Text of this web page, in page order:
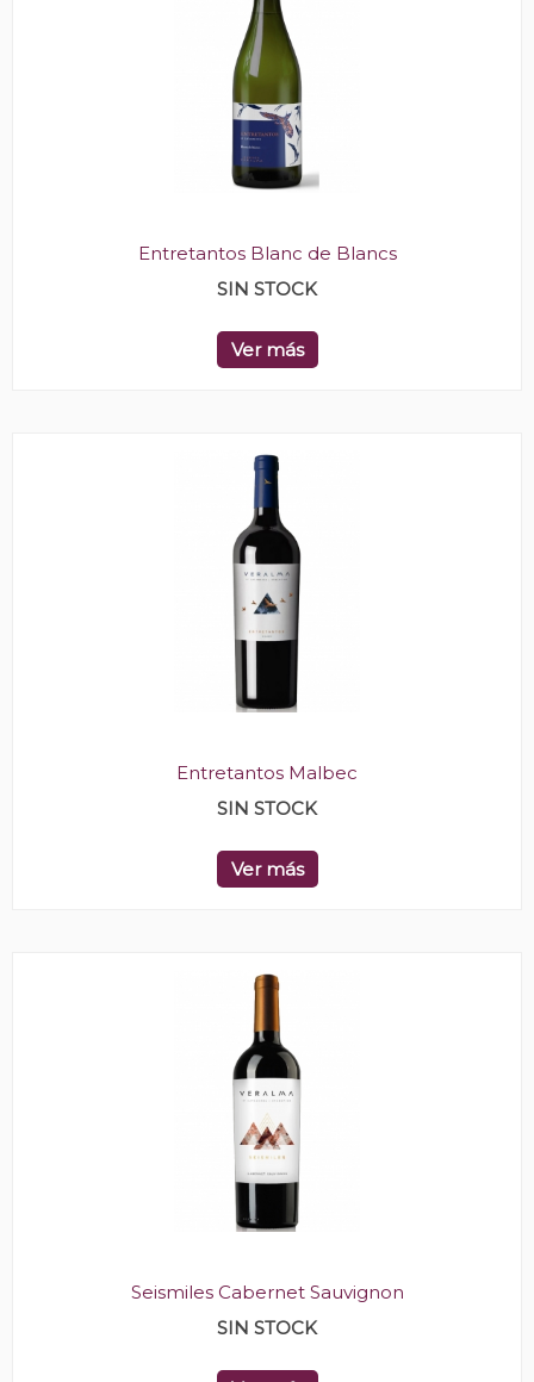
Entretantos Blanc de Blancs
SIN STOCK
Ver más
Entretantos Malbec
SIN STOCK
Ver más
Seismiles Cabernet Sauvignon
SIN STOCK